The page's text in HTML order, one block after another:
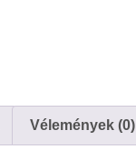
Vélemények (0)